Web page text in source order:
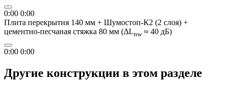
0:00 0:00
Плита перекрытия 140 мм + Шумостоп-К2 (2 слоя) +
цементно-песчаная стяжка 80 мм (ΔLnw≈ 40 дБ)
0:00 0:00
Другие конструкции в этом разделе